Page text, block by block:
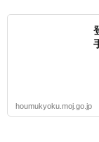
houmukyoku.moj.go.jp